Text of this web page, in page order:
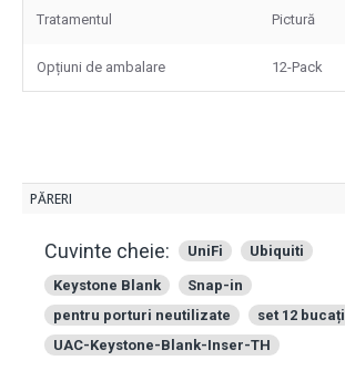
Tratamentul Pictură
Opțiuni de ambalare 12-Pack
PĂRERI
Cuvinte cheie: UniFi Ubiquiti
Keystone Blank
Snap-in
pentru porturi neutilizate
set 12 bucați
UAC-Keystone-Blank-Inser-TH